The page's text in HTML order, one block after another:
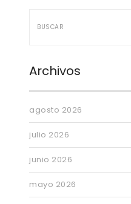
Archivos
agosto 2026
julio 2026
junio 2026
mayo 2026